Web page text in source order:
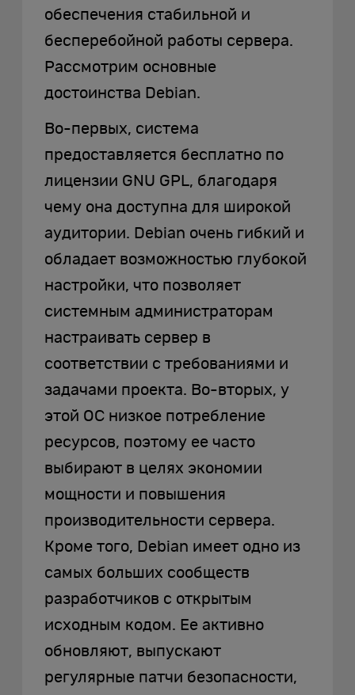
обеспечения стабильной и
бесперебойной работы сервера.
Рассмотрим основные
достоинства Debian.
Во-первых, система
предоставляется бесплатно по
лицензии GNU GPL, благодаря
чему она доступна для широкой
аудитории. Debian очень гибкий и
обладает возможностью глубокой
настройки, что позволяет
системным администраторам
настраивать сервер в
соответствии с требованиями и
задачами проекта. Во-вторых, у
этой ОС низкое потребление
ресурсов, поэтому ее часто
выбирают в целях экономии
мощности и повышения
производительности сервера.
Кроме того, Debian имеет одно из
самых больших сообществ
разработчиков с открытым
исходным кодом. Ее активно
обновляют, выпускают
регулярные патчи безопасности,